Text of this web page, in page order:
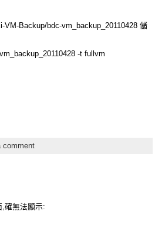
Backup/bdc-vm_backup_20110428 儲
-t fullvm
comment
確無法顯示: